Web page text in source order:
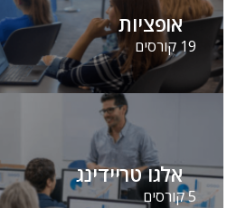
אופציות
19 קורסים
אלגו טריידינג
5 קורסים